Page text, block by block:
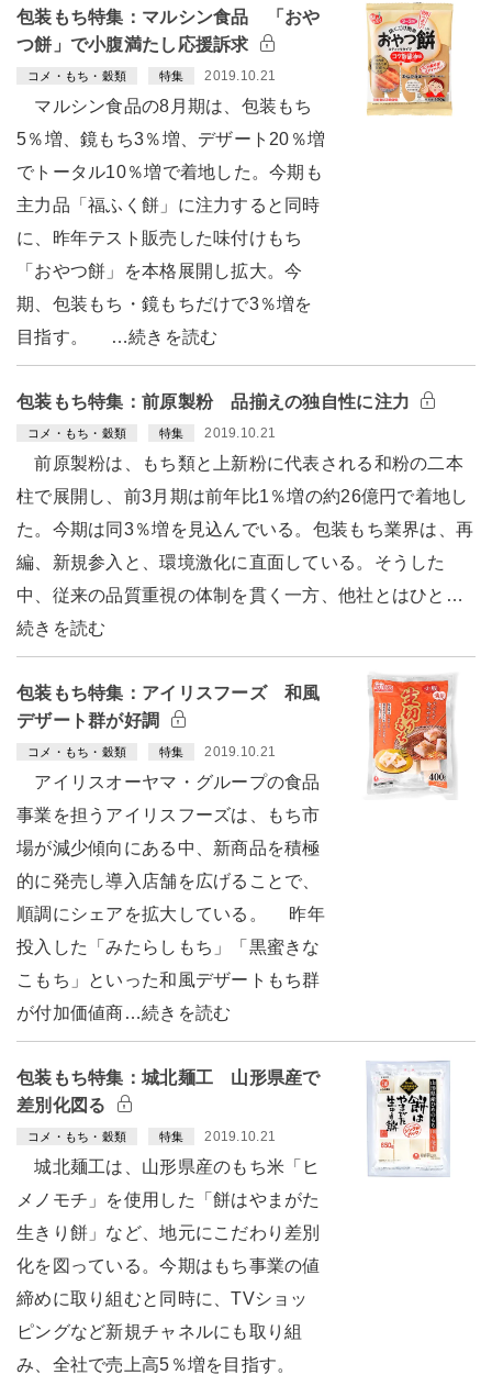
包装もち特集：マルシン食品 「おや
つ餅」で小腹満たし応援訴求
コメ・もち・穀類 特集 2019.10.21
マルシン食品の8月期は、包装もち
5％増、鏡もち3％増、デザート20％増
でトータル10％増で着地した。今期も
主力品「福ふく餅」に注力すると同時
に、昨年テスト販売した味付けもち
「おやつ餅」を本格展開し拡大。今
期、包装もち・鏡もちだけで3％増を
目指す。 …続きを読む
包装もち特集：前原製粉 品揃えの独自性に注力
コメ・もち・穀類 特集 2019.10.21
前原製粉は、もち類と上新粉に代表される和粉の二本
柱で展開し、前3月期は前年比1％増の約26億円で着地し
た。今期は同3％増を見込んでいる。包装もち業界は、再
編、新規参入と、環境激化に直面している。そうした
中、従来の品質重視の体制を貫く一方、他社とはひと…
続きを読む
包装もち特集：アイリスフーズ 和風
デザート群が好調
コメ・もち・穀類 特集 2019.10.21
アイリスオーヤマ・グループの食品
事業を担うアイリスフーズは、もち市
場が減少傾向にある中、新商品を積極
的に発売し導入店舗を広げることで、
順調にシェアを拡大している。 昨年
投入した「みたらしもち」「黒蜜きな
こもち」といった和風デザートもち群
が付加価値商…続きを読む
包装もち特集：城北麺工 山形県産で
差別化図る
コメ・もち・穀類 特集 2019.10.21
城北麺工は、山形県産のもち米「ヒ
メノモチ」を使用した「餅はやまがた
生きり餅」など、地元にこだわり差別
化を図っている。今期はもち事業の値
締めに取り組むと同時に、TVショッ
ピングなど新規チャネルにも取り組
み、全社で売上高5％増を目指す。